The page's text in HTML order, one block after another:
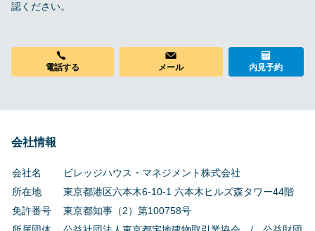
認ください。
電話する メール 内見予約
会社情報
会社名
ビレッジハウス・マネジメント株式会社
所在地
東京都港区六本木6-10-1 六本木ヒルズ森タワー44階
免許番号
東京都知事（2）第100758号